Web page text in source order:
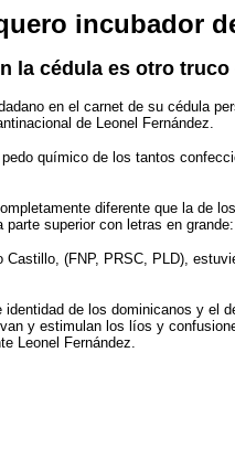
incubador
la cédula es otro
en el carnet de su cédula
de Leonel Fernández.
químico de los tantos
diferente que la de
superior con letras en
(FNP, PRSC, PLD),
de los dominicanos y
y estimulan los líos y
Leonel Fernández.